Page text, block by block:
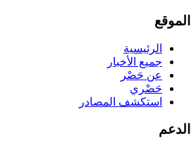
الموقع
الرئيسية
جميع الأخبار
عن حَصْر
حَصْري
استكشف المصادر
الدعم